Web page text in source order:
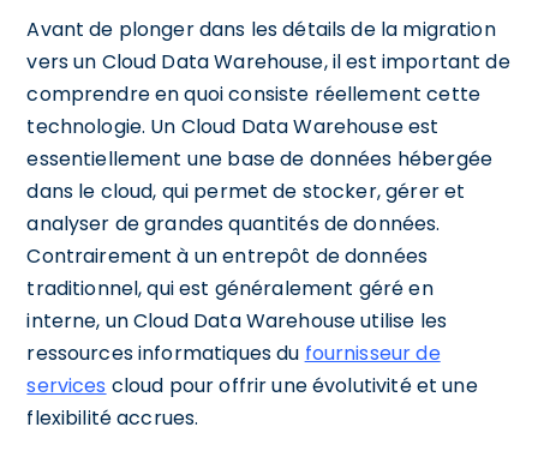
Avant de plonger dans les détails de la migration
vers un Cloud Data Warehouse, il est important de
comprendre en quoi consiste réellement cette
technologie. Un Cloud Data Warehouse est
essentiellement une base de données hébergée
dans le cloud, qui permet de stocker, gérer et
analyser de grandes quantités de données.
Contrairement à un entrepôt de données
traditionnel, qui est généralement géré en
interne, un Cloud Data Warehouse utilise les
ressources informatiques du fournisseur de
services cloud pour offrir une évolutivité et une
flexibilité accrues.